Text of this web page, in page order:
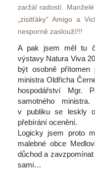
zaržál radostí.
„zisitťáky“ Amigo a
nesporně zaslouží!!!
A pak jsem měl tu
výstavy Natura Viva
být osobně
ministra Oldřicha
hospodářství Mgr.
amotného ministra.
v publiku se leskly
přebírání ocenění.
Logicky jsem proto
malebné obce
důchod a
ami…